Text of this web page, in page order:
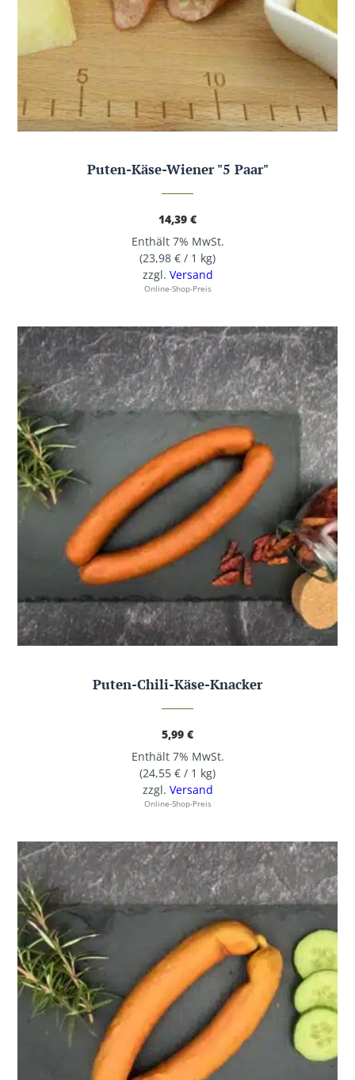
Puten-Käse-Wiener "5 Paar"
14,39 €
Enthält 7% MwSt.
(23,98 € / 1 kg)
zzgl. Versand
Online-Shop-Preis
Puten-Chili-Käse-Knacker
5,99 €
Enthält 7% MwSt.
(24,55 € / 1 kg)
zzgl. Versand
Online-Shop-Preis